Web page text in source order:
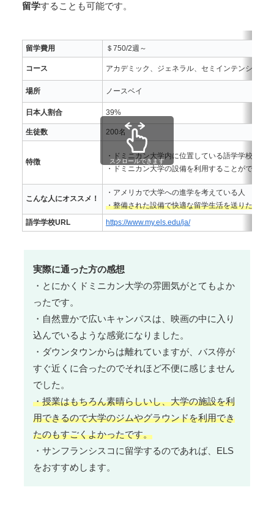
留学することも可能です。
留学費用 ＄750/2週～
コース アカデミック、ジェネラル、セミインテンシブ、
場所 ノースベイ
日本人割合 39%
生徒数 200名
特徴
・ドミニカン大学内に位置している語学学校
・ドミニカン大学の設備を利用することができる
こんな人にオススメ！
・アメリカで大学への進学を考えている人
・整備された設備で快適な留学生活を送りたい人
語学学校URL
https://www.my.els.edu/ja/
スクロールできます
実際に通った方の感想
・とにかくドミニカン大学の雰囲気がとてもよか
ったです。
・自然豊かで広いキャンパスは、映画の中に入り
込んでいるような感覚になりました。
・ダウンタウンからは離れていますが、バス停が
すぐ近くに合ったのでそれほど不便に感じません
でした。
・授業はもちろん素晴らしいし、大学の施設を利
用できるので大学のジムやグラウンドを利用でき
たのもすごくよかったです。
・サンフランシスコに留学するのであれば、ELS
をおすすめします。